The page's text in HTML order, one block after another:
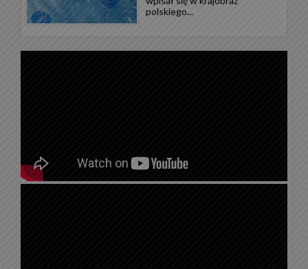
polskiego...